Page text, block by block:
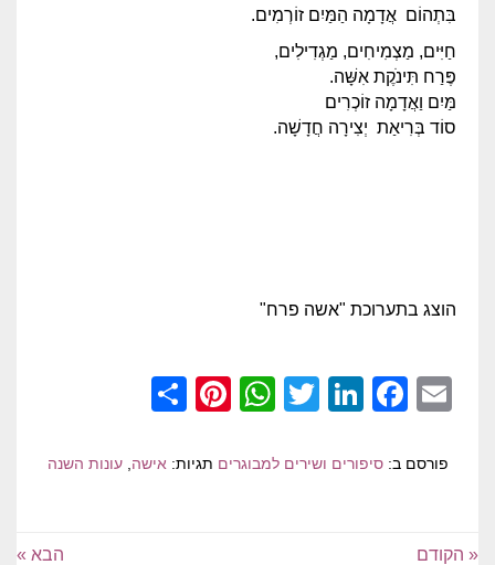
בִּתְהוֹם אֲדָמָה הַמַּיִם זוֹרְמִים.
חַיִּים, מַצְמִיחִים, מַגְדִילִים,
פֶּרַח תִּינֹקֶת אִשָּׁה.
מַּיִם וַאֲדָמָה זוֹכְרִים
סוֹד בְּרִיאַת יְצִירָה חֲדָשָׁה.
הוצג בתערוכת "אשה פרח"
Email
Facebook
LinkedIn
Twitter
WhatsApp
Pinterest
פורסם ב:סיפורים ושירים למבוגרים תגיות: אישה ,עונות השנה
« הקודם הבא »